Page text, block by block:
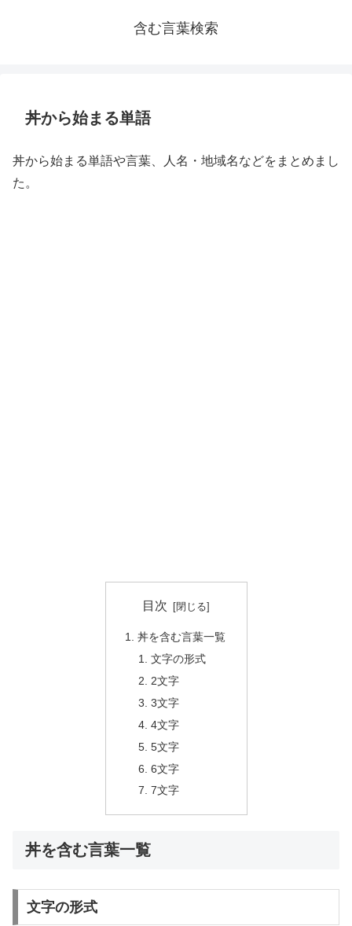
含む言葉検索
丼から始まる単語
丼から始まる単語や言葉、人名・地域名などをまとめまし
た。
目次
丼を含む言葉一覧
文字の形式
2文字
3文字
4文字
5文字
6文字
7文字
丼を含む言葉一覧
文字の形式